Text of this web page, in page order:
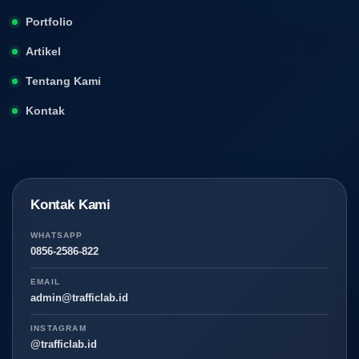
Portfolio
Artikel
Tentang Kami
Kontak
Kontak Kami
WHATSAPP
0856-2586-822
EMAIL
admin@trafficlab.id
INSTAGRAM
@trafficlab.id